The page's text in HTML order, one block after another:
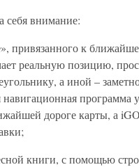
себя внимание:
привязанного к
реальную позицию,
а иной –
навигационная программа
дороге карты, а
книги, с помощью